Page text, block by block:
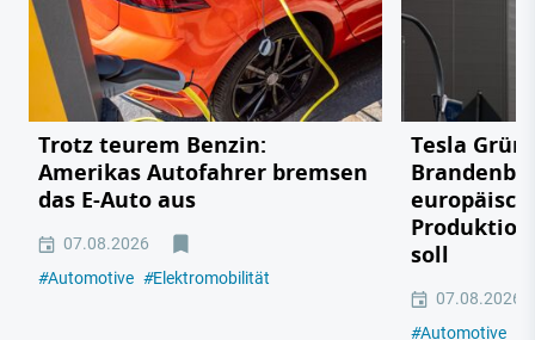
Trotz teurem Benzin:
Amerikas Autofahrer bremsen
das E-Auto aus
07.08.2026
#Automotive #Elektromobilität
Tesla
soll
07.08.2026
#Automotive